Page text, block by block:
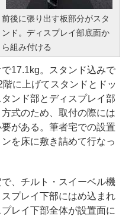
前後に張り出す板部分がスタ
ンド。ディスプレイ部底面か
ら組み付ける
17.1kg。スタンド込みで
に上げてスタンドとドッ
ンド部とディスプレイ部
式のため、取付の際には
がある。筆者宅での設置
を床に敷き詰めて行なっ
、チルト・スイーベル機
プレイ下部にはめ込まれ
レイ下部全体が設置面に